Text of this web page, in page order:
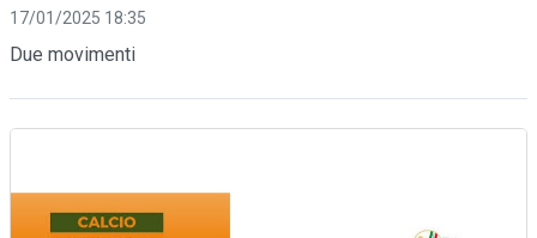
17/01/2025 18:35
Due movimenti